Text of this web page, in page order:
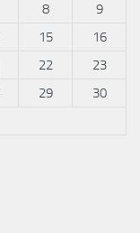
8
9
15
16
22
23
29
30